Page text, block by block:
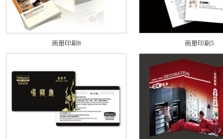
画册印刷8 画册印刷5